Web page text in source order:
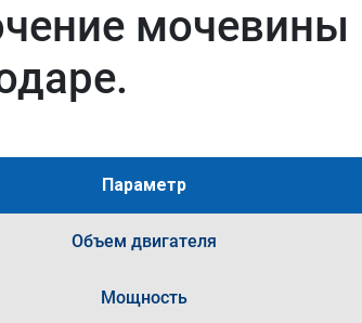
мочевины
Параметр
Объем двигателя
Мощность